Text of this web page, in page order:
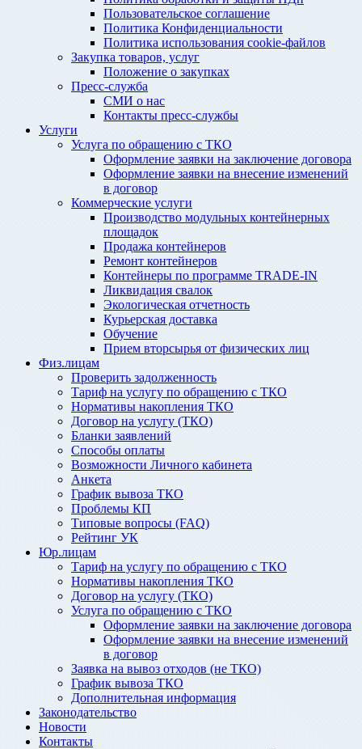
Пользовательское соглашение
Политика Конфиденциальности
Политика использования cookie-файлов
Закупка товаров, услуг
Положение о закупках
Пресс-служба
СМИ о нас
Контакты пресс-службы
Услуги
Услуга по обращению с ТКО
Оформление заявки на заключение договора
Оформление заявки на внесение изменений
в договор
Коммерческие услуги
Производство модульных контейнерных
площадок
Продажа контейнеров
Ремонт контейнеров
Контейнеры по программе TRADE-IN
Ликвидация свалок
Экологическая отчетность
Курьерская доставка
Обучение
Прием вторсырья от физических лиц
Физ.лицам
Проверить задолженность
Тариф на услугу по обращению с ТКО
Нормативы накопления ТКО
Договор на услугу (ТКО)
Бланки заявлений
Способы оплаты
Возможности Личного кабинета
Анкета
График вывоза ТКО
Проблемы КП
Типовые вопросы (FAQ)
Рейтинг УК
Юр.лицам
Тариф на услугу по обращению с ТКО
Нормативы накопления ТКО
Договор на услугу (ТКО)
Услуга по обращению с ТКО
Оформление заявки на заключение договора
Оформление заявки на внесение изменений
в договор
Заявка на вывоз отходов (не ТКО)
График вывоза ТКО
Дополнительная информация
Законодательство
Новости
Контакты